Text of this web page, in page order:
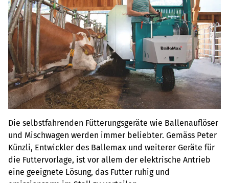
Die selbstfahrenden Fütterungsgeräte wie Ballenauflöser
und Mischwagen werden immer beliebter. Gemäss Peter
Künzli, Entwickler des Ballemax und weiterer Geräte für
die Futtervorlage, ist vor allem der elektrische Antrieb
eine geeignete Lösung, das Futter ruhig und